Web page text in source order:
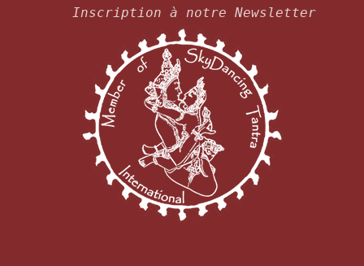
Inscription à notre Newsletter